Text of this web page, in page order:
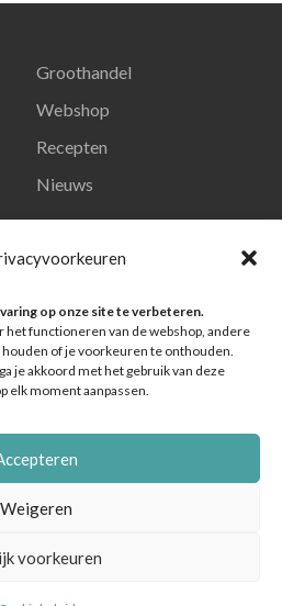
op onze site te verbeteren.
het functioneren van de webshop, andere
of je voorkeuren te onthouden.
je akkoord met het gebruik van deze
elk moment aanpassen.
Weigeren
voorkeuren
Groothandel
Webshop
Recepten
Nieuws
o.a. van het Nederlands Visbureau